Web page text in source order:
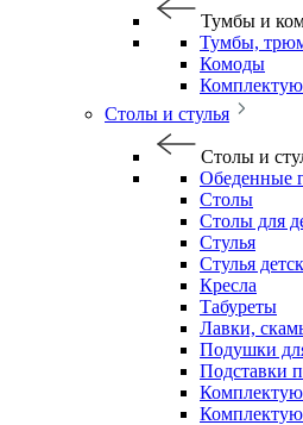
Тумбы и
Тумбы,
Комоды
Столы и стулья
Столы и
Обеденные
Столы
Столы для
Стулья
Стулья
Кресла
Табуреты
Лавки,
Подушки
Подставки